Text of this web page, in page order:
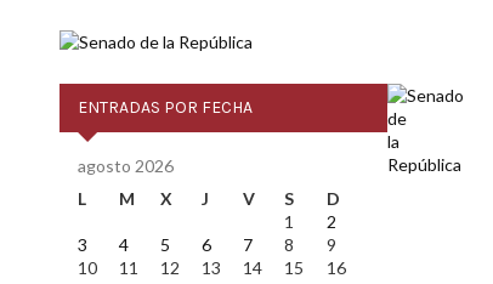
ENTRADAS POR FECHA
agosto 2026
L
M X J V S
D
1
2
3
4 5 6 7 8
9
10
11 12 13 14 15
16